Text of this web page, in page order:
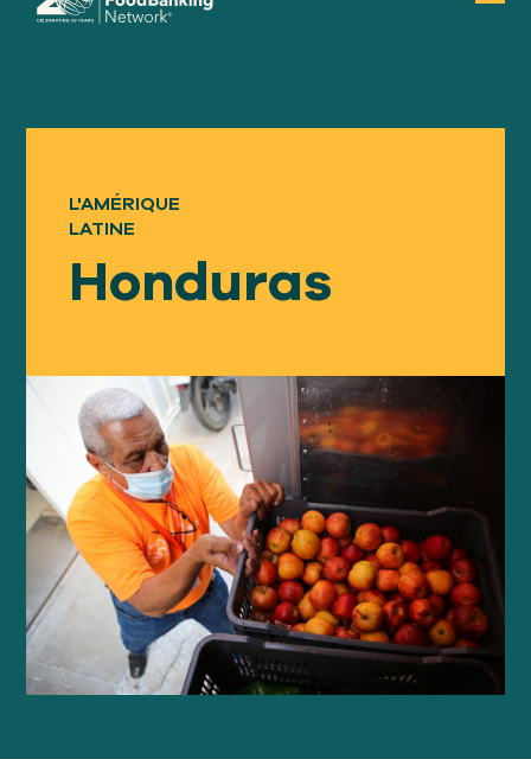
Notre
APPROCHE
À propos
Soutien
NOTRE MISSION
FAIRE UN DON
L'AMÉRIQUE
LATINE
Honduras